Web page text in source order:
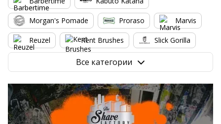
Morgan's Pomade Proraso Marvis
Reuzel Kent Brushes Slick Gorilla
Marmara
Barbicide High Top Capes YOPE
Hawkins & Brimble American Crew
Все категории